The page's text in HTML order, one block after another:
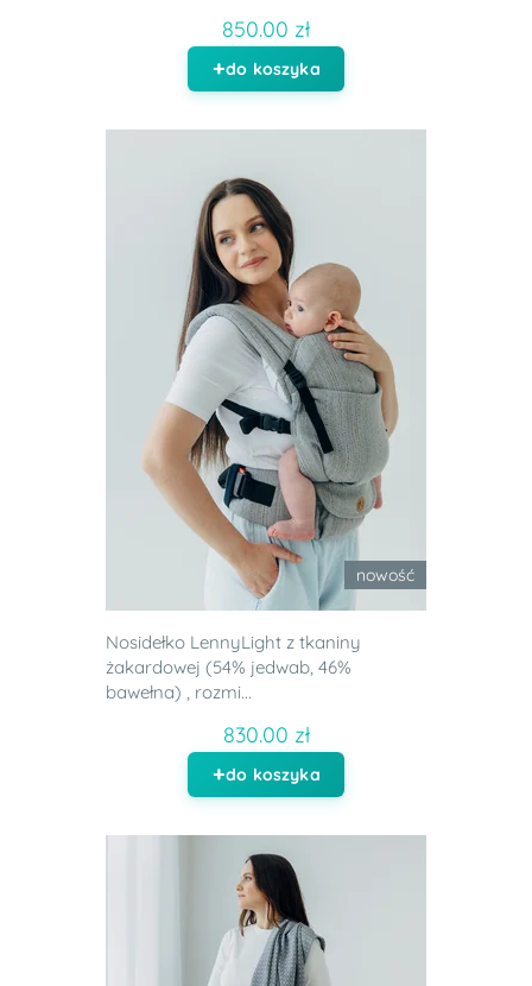
850.00 zł
do koszyka
nowość
Nosidełko LennyLight z tkaniny
żakardowej (54% jedwab, 46%
bawełna) , rozmi...
830.00 zł
do koszyka